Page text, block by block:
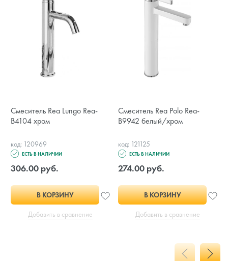
Смеситель Rea Lungo Rea-
B4104 хром
код: 120969
ЕСТЬ В НАЛИЧИИ
306.00 руб.
В КОРЗИНУ
Добавить в сравнение
Смеситель Rea Polo Rea-
B9942 белый/хром
код: 121125
ЕСТЬ В НАЛИЧИИ
274.00 руб.
В КОРЗИНУ
Добавить в сравнение